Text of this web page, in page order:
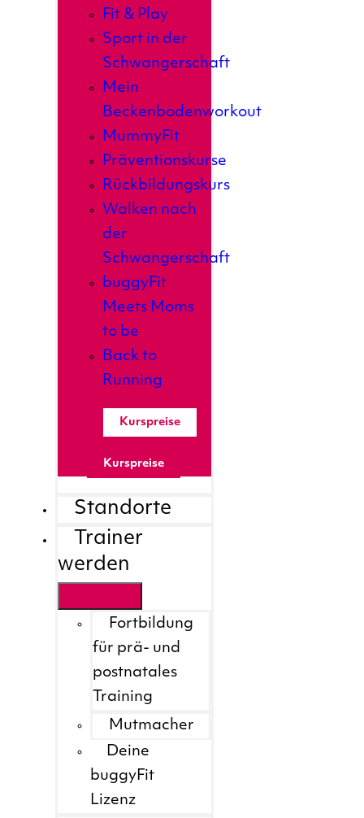
Fit & Play
Sport in der
Schwangerschaft
Mein
Beckenbodenworkout
MummyFit
Präventionskurse
Rückbildungskurs
Walken nach
der
Schwangerschaft
buggyFit
Meets Moms
to be
Back to
Running
Kurspreise
Kurspreise
Standorte
Trainer
werden
Fortbildung
für prä- und
postnatales
Training
Mutmacher
Deine
buggyFit
Lizenz